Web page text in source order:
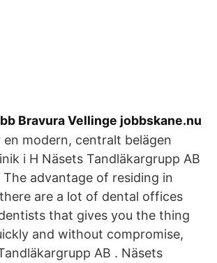
Bravura Vellinge jobbskane.nu
en modern, centralt belägen
i H Näsets Tandläkargrupp AB
advantage of residing in
are a lot of dental offices
that gives you the thing
and without compromise,
AB . Näsets